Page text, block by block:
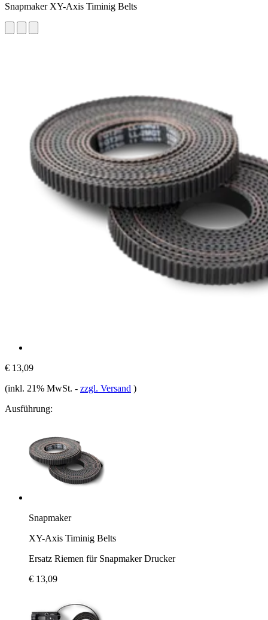
Snapmaker XY-Axis Timinig Belts
€ 13,09
(inkl. 21% MwSt. - zzgl. Versand )
Ausführung:
Snapmaker
XY-Axis Timinig Belts
Ersatz Riemen für Snapmaker Drucker
€ 13,09